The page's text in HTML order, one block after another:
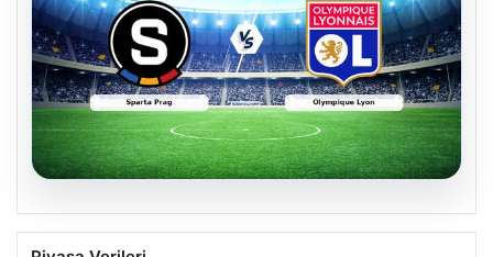
(Özet) Sparta Prag – Olympique Lyon